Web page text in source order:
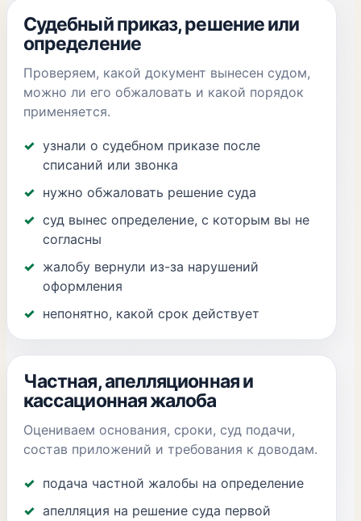
Судебный приказ, решение или
определение
Проверяем, какой документ вынесен судом,
можно ли его обжаловать и какой порядок
применяется.
узнали о судебном приказе после
списаний или звонка
нужно обжаловать решение суда
суд вынес определение, с которым вы не
согласны
жалобу вернули из-за нарушений
оформления
непонятно, какой срок действует
Частная, апелляционная и
кассационная жалоба
Оцениваем основания, сроки, суд подачи,
состав приложений и требования к доводам.
подача частной жалобы на определение
апелляция на решение суда первой